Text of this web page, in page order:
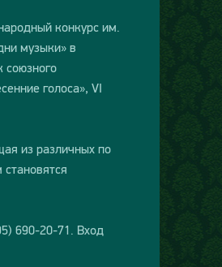
конкурс им.
музыки» в
союзного
голоса», VI
из различных по
690-20-71. Вход